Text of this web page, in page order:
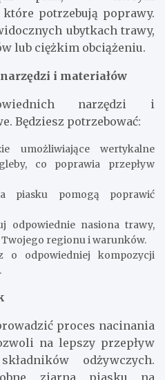
potrzebują poprawy.
ubytkach trawy,
lub ciężkim obciążeniu.
i materiałów
narzędzi i
Będziesz potrzebować:
umożliwiające wertykalne
co poprawia przepływ
piasku pomogą poprawić
odpowiednie nasiona trawy,
regionu i warunków.
o odpowiedniej kompozycji
proces nacinania
na lepszy przepływ
odżywczych.